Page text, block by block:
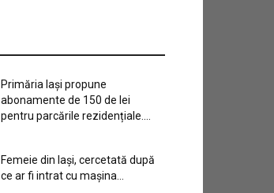
Primăria Iași propune
abonamente de 150 de lei
pentru parcările rezidențiale....
Femeie din Iași, cercetată după
ce ar fi intrat cu mașina...